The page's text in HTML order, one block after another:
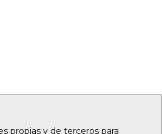
propias y de terceros para